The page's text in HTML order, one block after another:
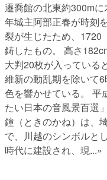
遷喬館の北東約300mに
年城主阿部正春が時刻
裂が生じたため、1720
鋳したもの。 高さ
大判20枚が入っている
維新の動乱期を除いて
色を響かせている。 平
たい日本の音風景百選
鐘（ときのかね）は、
で、川越のシンボルと
時代に建設され、現...»